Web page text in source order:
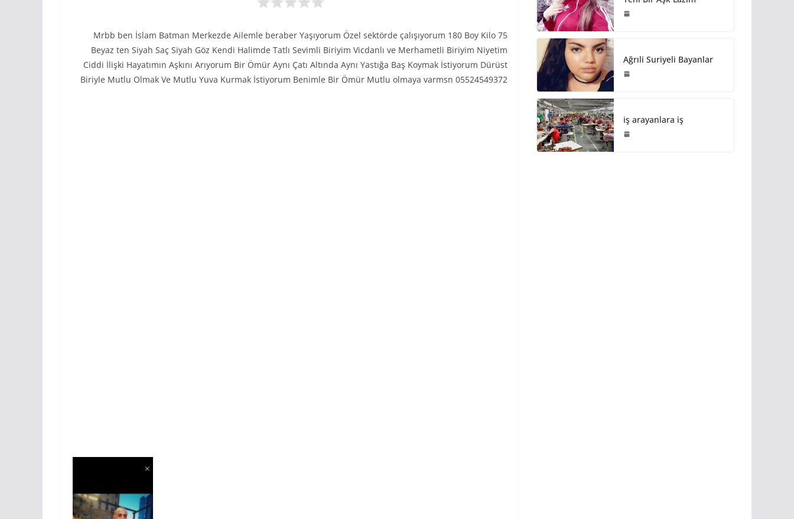
Mrbb ben İslam Batman Merkezde Ailemle beraber Yaşıyorum Özel sektörde çalışıyorum 180 Boy Kilo 75
Beyaz ten Siyah Saç Siyah Göz Kendi Halimde Tatlı Sevimli Biriyim Vicdanlı ve Merhametli Biriyim Niyetim
Ciddi İlişki Hayatımın Aşkını Arıyorum Bir Ömür Aynı Çatı Altında Aynı Yastığa Baş Koymak İstiyorum Dürüst
Biriyle Mutlu Olmak Ve Mutlu Yuva Kurmak İstiyorum Benimle Bir Ömür Mutlu olmaya varmsn 05524549372
Ağrıli Suriyeli Bayanlar
iş arayanlara iş